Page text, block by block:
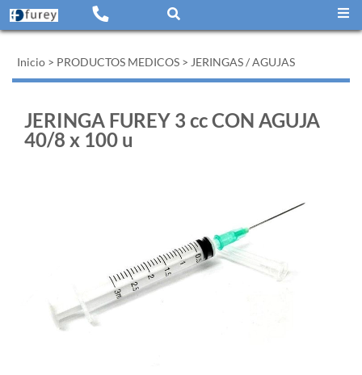
Inicio > PRODUCTOS MEDICOS > JERINGAS / AGUJAS
JERINGA FUREY 3 cc CON AGUJA
40/8 x 100 u